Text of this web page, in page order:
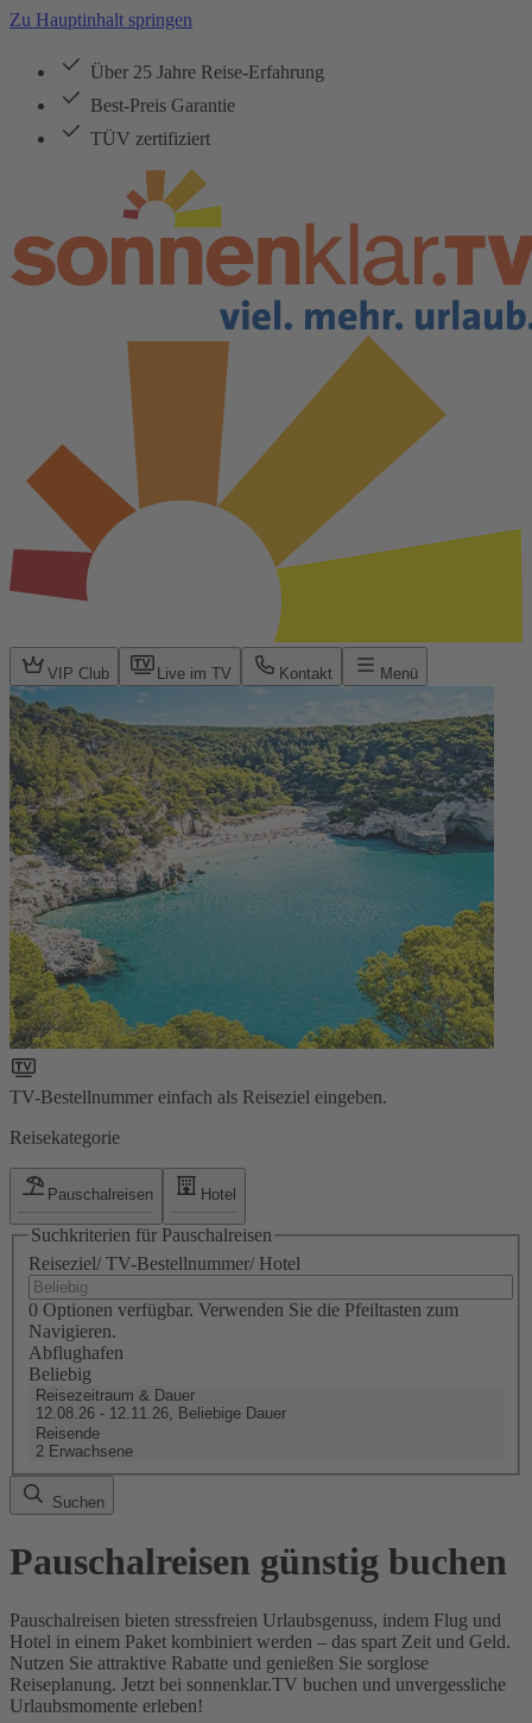
Zu Hauptinhalt springen
Über 25 Jahre Reise-Erfahrung
Best-Preis Garantie
TÜV zertifiziert
VIP Club Live im TV Kontakt Menü
TV-Bestellnummer einfach als Reiseziel eingeben.
Reisekategorie
Pauschalreisen Hotel
Suchkriterien für Pauschalreisen
Reiseziel/ TV-Bestellnummer/ Hotel
0 Optionen verfügbar. Verwenden Sie die Pfeiltasten zum
Navigieren.
Abflughafen
Beliebig
Reisezeitraum & Dauer
12.08.26 - 12.11.26, Beliebige Dauer
Reisende
2 Erwachsene
Suchen
Pauschalreisen günstig buchen
Pauschalreisen bieten stressfreien Urlaubsgenuss, indem Flug und
Hotel in einem Paket kombiniert werden – das spart Zeit und Geld.
Nutzen Sie attraktive Rabatte und genießen Sie sorglose
Reiseplanung. Jetzt bei sonnenklar.TV buchen und unvergessliche
Urlaubsmomente erleben!